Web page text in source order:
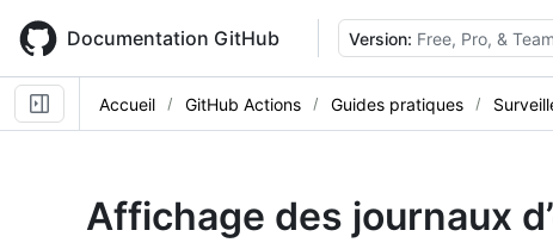
main
content
Documentation GitHub Version: Free, Pro, & Team
Accueil GitHub Actions Guides pratiques
Affichage des journaux